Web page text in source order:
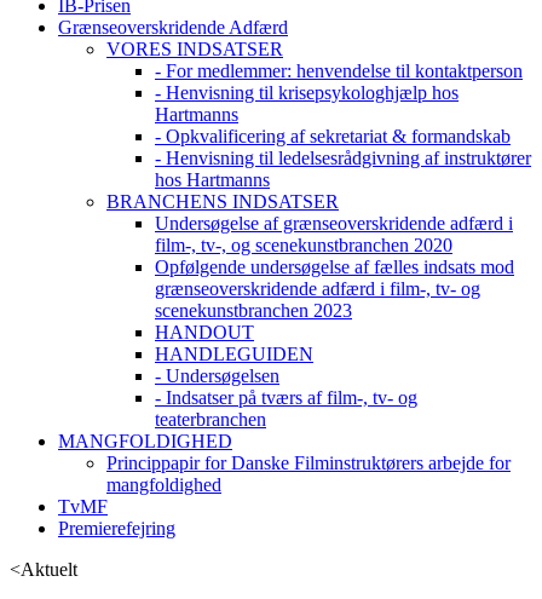
IB-Prisen
Grænseoverskridende Adfærd
VORES INDSATSER
- For medlemmer: henvendelse til kontaktperson
- Henvisning til krisepsykologhjælp hos
Hartmanns
- Opkvalificering af sekretariat & formandskab
- Henvisning til ledelsesrådgivning af instruktører
hos Hartmanns
BRANCHENS INDSATSER
Undersøgelse af grænseoverskridende adfærd i
film-, tv-, og scenekunstbranchen 2020
Opfølgende undersøgelse af fælles indsats mod
grænseoverskridende adfærd i film-, tv- og
scenekunstbranchen 2023
HANDOUT
HANDLEGUIDEN
- Undersøgelsen
- Indsatser på tværs af film-, tv- og
teaterbranchen
MANGFOLDIGHED
Princippapir for Danske Filminstruktørers arbejde for
mangfoldighed
TvMF
Premierefejring
<Aktuelt